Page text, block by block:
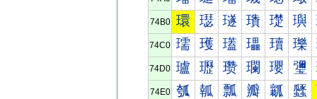
74B0 環 璱 璲 璳 璴 璵
74C0 瓀 瓁 瓂 瓃 瓄 瓅
74D0 瓐 瓑 瓒 瓓 瓔 瓕
74E0 瓠 瓡 瓢 瓣 瓤 瓥